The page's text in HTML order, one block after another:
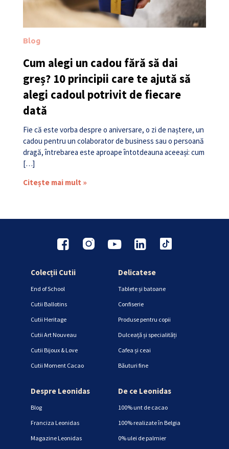
Blog
Cum alegi un cadou fără să dai
greș? 10 principii care te ajută să
alegi cadoul potrivit de fiecare
dată
Fie că este vorba despre o aniversare, o zi de naștere, un
cadou pentru un colaborator de business sau o persoană
dragă, întrebarea este aproape întotdeauna aceeași: cum
[…]
Citește mai mult »
Colecții Cutii
End of School
Cutii Ballotins
Cutii Heritage
Cutii Art Nouveau
Cutii Bijoux & Love
Cutii Moment Cacao
Delicatese
Tablete și batoane
Confiserie
Produse pentru copii
Dulceață și specialități
Cafea și ceai
Băuturi fine
Despre Leonidas
Blog
Franciza Leonidas
Magazine Leonidas
De ce Leonidas
100% unt de cacao
100% realizate în Belgia
0% ulei de palmier